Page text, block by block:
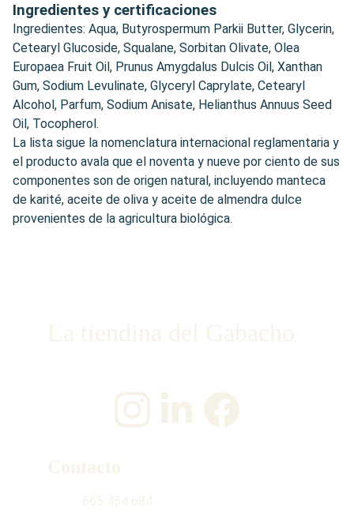
Ingredientes y certificaciones
Ingredientes: Aqua, Butyrospermum Parkii Butter, Glycerin,
Cetearyl Glucoside, Squalane, Sorbitan Olivate, Olea
Europaea Fruit Oil, Prunus Amygdalus Dulcis Oil, Xanthan
Gum, Sodium Levulinate, Glyceryl Caprylate, Cetearyl
Alcohol, Parfum, Sodium Anisate, Helianthus Annuus Seed
Oil, Tocopherol.
La lista sigue la nomenclatura internacional reglamentaria y
el producto avala que el noventa y nueve por ciento de sus
componentes son de origen natural, incluyendo manteca
de karité, aceite de oliva y aceite de almendra dulce
provenientes de la agricultura biológica.